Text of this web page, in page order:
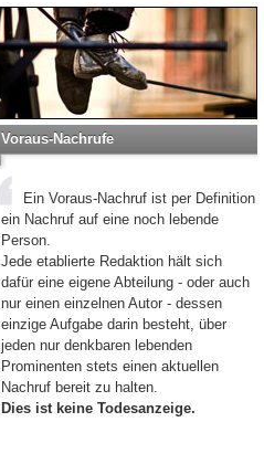
Voraus-Nachrufe
Ein Voraus-Nachruf ist per Definition
ein Nachruf auf eine noch lebende
Person.
Jede etablierte Redaktion hält sich
dafür eine eigene Abteilung - oder auch
nur einen einzelnen Autor - dessen
einzige Aufgabe darin besteht, über
jeden nur denkbaren lebenden
Prominenten stets einen aktuellen
Nachruf bereit zu halten.
Dies ist keine Todesanzeige.